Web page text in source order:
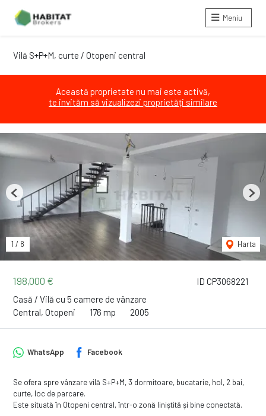
Meniu
Vilă S+P+M, curte / Otopeni central
Această proprietate nu mai este activă,
te invităm să vizualizezi proprietăți similare
ID CP3068221
198,000 €
Casă / Vilă cu 5 camere de vânzare
Central, Otopeni
176 mp 2005
1 / 8 Harta
Previous Next
WhatsApp Facebook
Se ofera spre vânzare vilă S+P+M, 3 dormitoare, bucatarie, hol, 2 bai,
curte, loc de parcare.
Este situată în Otopeni central, într-o zonă liniștită și bine conectată.